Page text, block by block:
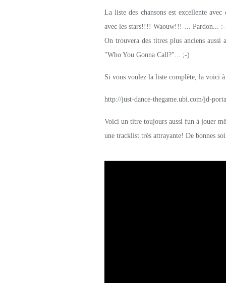
La liste des chansons est excellente
avec les stars!!!! Waouw!!! ... Pardon...
On trouvera des titres plus anciens aussi
"Who You Gonna Call?"... ;-)
Si vous voulez la liste complète, la voici à
http://just-dance-thegame.ubi.com/jd-
Voici un titre toujours aussi fun à jouer
une tracklist très attrayante! De bonnes